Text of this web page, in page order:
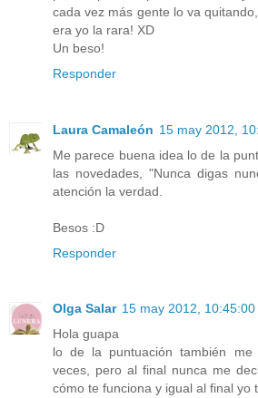
cada vez más gente lo va
era yo la rara! XD
Un beso!
Responder
Laura Camaleón 15 may 2012,
Me parece buena idea lo de la
las novedades, "Nunca digas
atención la verdad.
Besos :D
Responder
Olga Salar 15 may 2012, 10:45:00
Hola guapa
lo de la puntuación también
veces, pero al final nunca me
cómo te funciona y igual al final yo